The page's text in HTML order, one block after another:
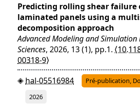
Predicting rolling shear failure
laminated panels using a
decomposition approach
Advanced Modeling and Simulation
Sciences, 2026, 13 (1), pp.1.
00318-9⟩
hal-05516984
Pré-publication,
2026